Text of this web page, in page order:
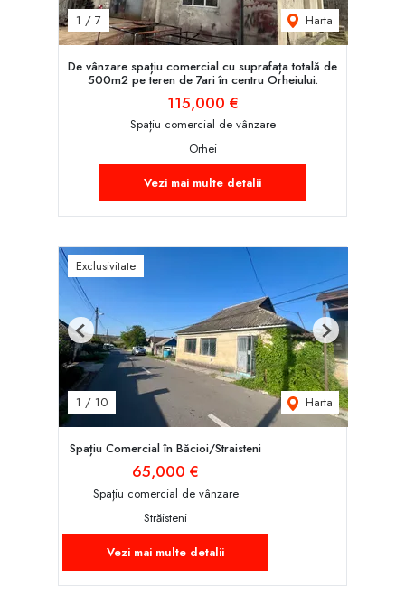
1 / 7 Harta
De vânzare spațiu comercial cu suprafața totală de
500m2 pe teren de 7ari în centru Orheiului.
115,000 €
Spațiu comercial de vânzare
Orhei
Vezi mai multe detalii
Exclusivitate
1 / 10 Harta
Previous Next
Spațiu Comercial în Băcioi/Straisteni
65,000 €
Spațiu comercial de vânzare
Străisteni
Vezi mai multe detalii